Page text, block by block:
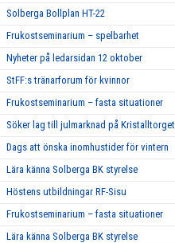
Solberga Bollplan HT-22
Frukostseminarium – spelbarhet
Nyheter på ledarsidan 12 oktober
StFF:s tränarforum för kvinnor
Frukostseminarium – fasta situationer
Söker lag till julmarknad på Kristalltorget
Dags att önska inomhustider för vintern
Lära känna Solberga BK styrelse
Höstens utbildningar RF-Sisu
Frukostseminarium – fasta situationer
Lära känna Solberga BK styrelse